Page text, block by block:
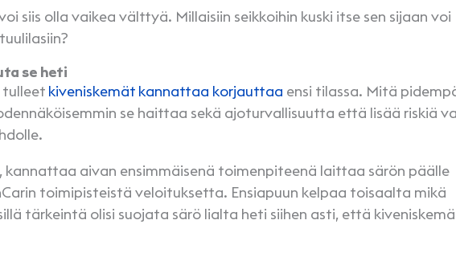
siis olla vaikea välttyä. Millaisiin seikkoihin kuski itse sen sijaan voi
se heti
tulleet kiveniskemät kannattaa korjauttaa ensi tilassa. Mitä
se haittaa sekä ajoturvallisuutta että lisää riskiä
kannattaa aivan ensimmäisenä toimenpiteenä laittaa särön päälle
toimipisteistä veloituksetta. Ensiapuun kelpaa toisaalta mikä
tärkeintä olisi suojata särö lialta heti siihen asti, että